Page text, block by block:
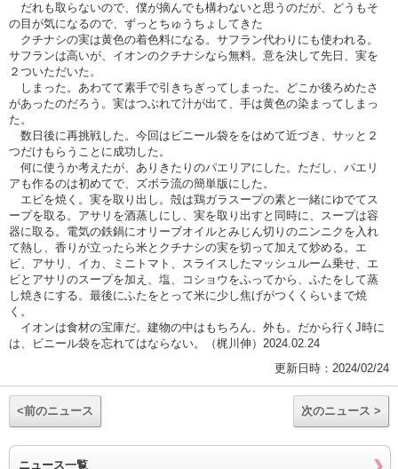
だれも取らないので、僕が摘んでも構わないと思うのだが、どうもそ
の目が気になるので、ずっとちゅうちょしてきた
クチナシの実は黄色の着色料になる。サフラン代わりにも使われる。
サフランは高いが、イオンのクチナシなら無料。意を決して先日、実を
２ついただいた。
しまった。あわてて素手で引きちぎってしまった。どこか後ろめたさ
があったのだろう。実はつぶれて汁が出て、手は黄色の染まってしまっ
た。
数日後に再挑戦した。今回はビニール袋ををはめて近づき、サッと２
つだけもらうことに成功した。
何に使うか考えたが、ありきたりのパエリアにした。ただし、パエリ
アも作るのは初めてで、ズボラ流の簡単版にした。
エビを焼く。実を取り出し。殻は鶏ガラスープの素と一緒にゆでてス
ープを取る。アサリを酒蒸しにし、実を取り出すと同時に、スープは容
器に取る。電気の鉄鍋にオリーブオイルとみじん切りのニンニクを入れ
て熱し、香りが立ったら米とクチナシの実を切って加えて炒める。エ
ビ、アサリ、イカ、ミニトマト、スライスしたマッシュルーム乗せ、エ
ビとアサリのスープを加え、塩、コショウをふってから、ふたをして蒸
し焼きにする。最後にふたをとって米に少し焦げがつくくらいまで焼
く。
イオンは食材の宝庫だ。建物の中はもちろん、外も。だから行くJ時に
は、ビニール袋を忘れてはならない。（梶川伸）2024.02.24
更新日時：2024/02/24
<前のニュース 次のニュース >
ニュース一覧